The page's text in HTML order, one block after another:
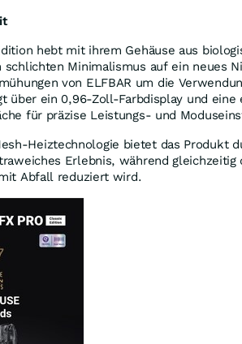
hebt mit ihrem Gehäuse aus
schlichten Minimalismus auf ein neues
von ELFBAR um die
über ein 0,96-Zoll-Farbdisplay und eine
für präzise Leistungs- und
Heiztechnologie bietet das Produkt
Erlebnis, während
Abfall reduziert wird.